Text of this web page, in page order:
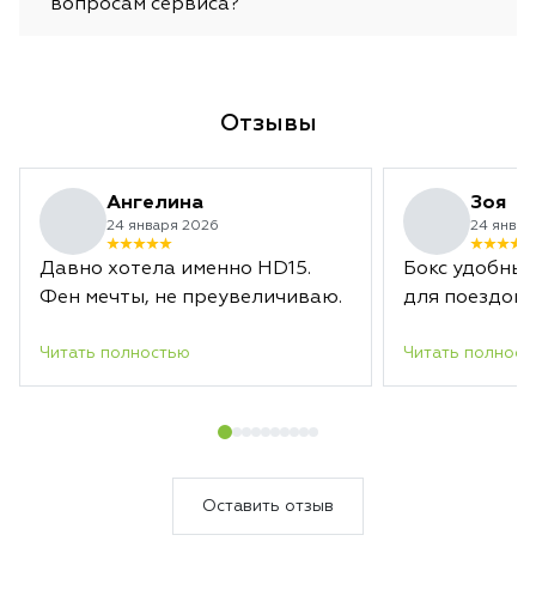
вопросам сервиса?
Отзывы
Ангелина
24 января 2026
Давно хотела именно HD15.
Фен мечты, не преувеличиваю.
Читать полностью
Зоя
24
Бокс
для поездок.
Читать
Оставить отзыв